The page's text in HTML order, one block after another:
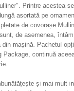
Printre acestea
asortată pe
de covorașe
de asemenea,
mașină. Pachetul
continuă
și mai mult